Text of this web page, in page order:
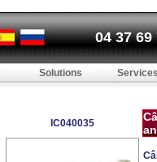
IC040035
Solutions
04 37 69